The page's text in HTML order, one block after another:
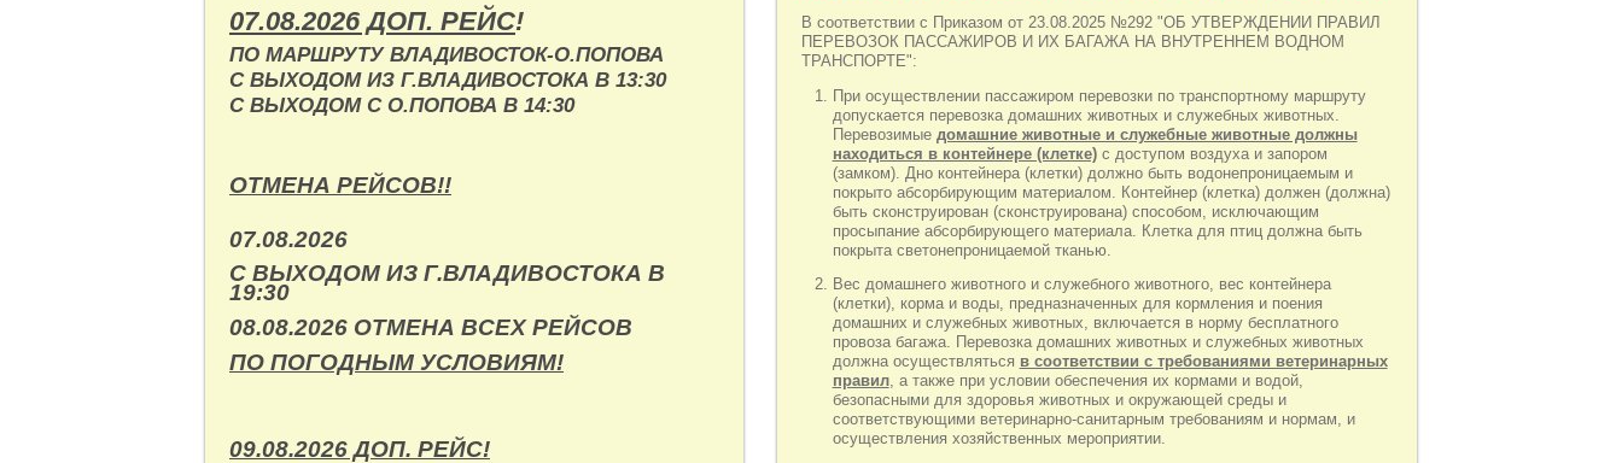
В соответствии с Приказом от 23.08.2025 №292 "ОБ УТВЕРЖДЕНИИ ПРАВИЛ
ПЕРЕВОЗОК ПАССАЖИРОВ И ИХ БАГАЖА НА ВНУТРЕННЕМ ВОДНОМ
ТРАНСПОРТЕ":
При осуществлении пассажиром перевозки по транспортному маршруту
допускается перевозка домашних животных и служебных животных.
Перевозимые домашние животные и служебные животные должны
находиться в контейнере (клетке)с доступом воздуха и запором
(замком). Дно контейнера (клетки) должно быть водонепроницаемым и
покрыто абсорбирующим материалом. Контейнер (клетка) должен (должна)
быть сконструирован (сконструирована) способом, исключающим
просыпание абсорбирующего материала. Клетка для птиц должна быть
покрыта светонепроницаемой тканью.
Вес домашнего животного и служебного животного, вес контейнера
(клетки), корма и воды, предназначенных для кормления и поения
домашних и служебных животных, включается в норму бесплатного
провоза багажа. Перевозка домашних животных и служебных животных
должна осуществляться в соответствии с требованиями ветеринарных
правил, а также при условии обеспечения их кормами и водой,
безопасными для здоровья животных и окружающей среды и
соответствующими ветеринарно-санитарным требованиям и нормам, и
осуществления хозяйственных мероприятии.
07.08.2026 ДОП. РЕЙС!
ПО МАРШРУТУ ВЛАДИВОСТОК-О.ПОПОВА
С ВЫХОДОМ ИЗ Г.ВЛАДИВОСТОКА В 13:30
С ВЫХОДОМ С О.ПОПОВА В 14:30
ОТМЕНА РЕЙСОВ!!
07.08.2026
С ВЫХОДОМ ИЗ Г.ВЛАДИВОСТОКА В
19:30
08.08.2026 ОТМЕНА ВСЕХ РЕЙСОВ
ПО ПОГОДНЫМ УСЛОВИЯМ!
09.08.2026 ДОП. РЕЙС!